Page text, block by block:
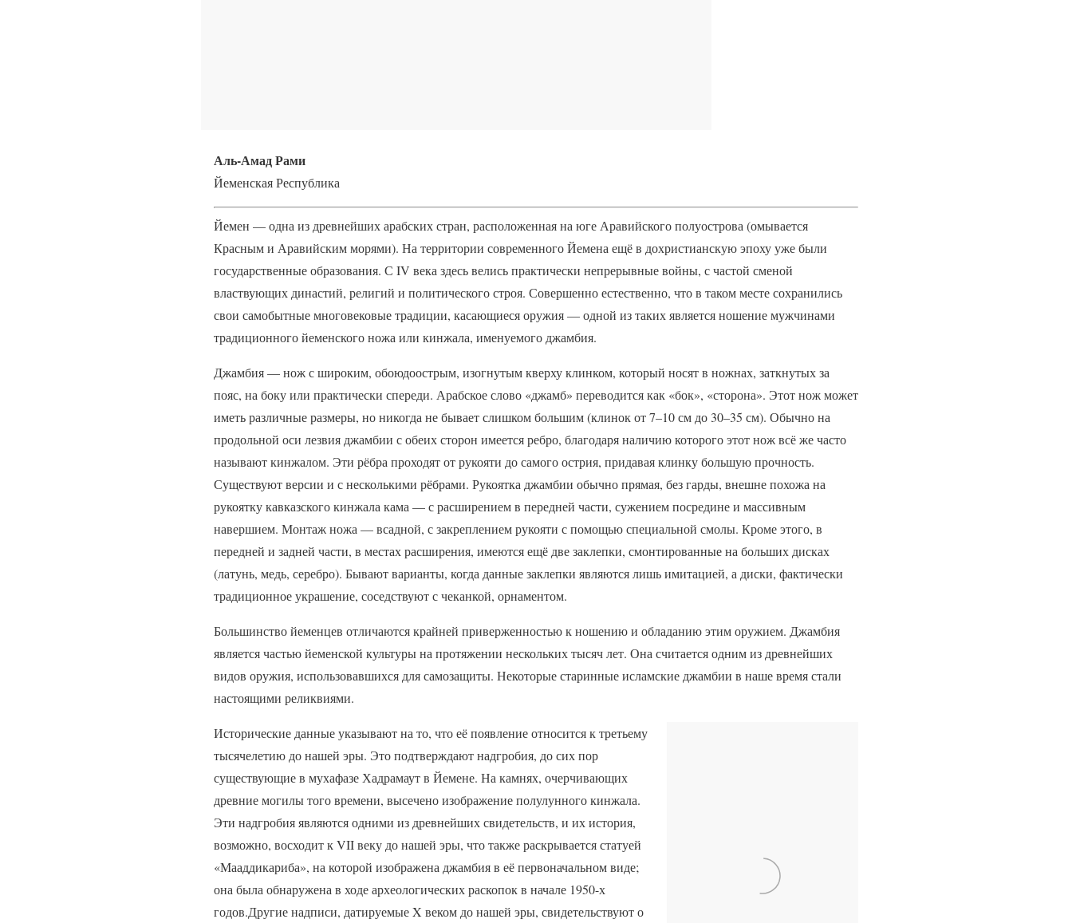
Аль-Амад Рами
Йеменская Республика
Йемен — одна из древнейших арабских стран, расположенная на юге Аравийского полуострова (омывается
Красным и Аравийским морями). На территории современного Йемена ещё в дохристианскую эпоху уже были
государственные образования. С IV века здесь велись практически непрерывные войны, с частой сменой
властвующих династий, религий и политического строя. Совершенно естественно, что в таком месте сохранились
свои самобытные многовековые традиции, касающиеся оружия — одной из таких является ношение мужчинами
традиционного йеменского ножа или кинжала, именуемого джамбия.
Джамбия — нож с широким, обоюдоострым, изогнутым кверху клинком, который носят в ножнах, заткнутых за
пояс, на боку или практически спереди. Арабское слово «джамб» переводится как «бок», «сторона». Этот нож может
иметь различные размеры, но никогда не бывает слишком большим (клинок от 7–10 см до 30–35 см). Обычно на
продольной оси лезвия джамбии с обеих сторон имеется ребро, благодаря наличию которого этот нож всё же часто
называют кинжалом. Эти рёбра проходят от рукояти до самого острия, придавая клинку большую прочность.
Существуют версии и с несколькими рёбрами. Рукоятка джамбии обычно прямая, без гарды, внешне похожа на
рукоятку кавказского кинжала кама — с расширением в передней части, сужением посредине и массивным
навершием. Монтаж ножа — всадной, с закреплением рукояти с помощью специальной смолы. Кроме этого, в
передней и задней части, в местах расширения, имеются ещё две заклепки, смонтированные на больших дисках
(латунь, медь, серебро). Бывают варианты, когда данные заклепки являются лишь имитацией, а диски, фактически
традиционное украшение, соседствуют с чеканкой, орнаментом.
Большинство йеменцев отличаются крайней приверженностью к ношению и обладанию этим оружием. Джамбия
является частью йеменской культуры на протяжении нескольких тысяч лет. Она считается одним из древнейших
видов оружия, использовавшихся для самозащиты. Некоторые старинные исламские джамбии в наше время стали
настоящими реликвиями.
Исторические данные указывают на то, что её появление относится к третьему
тысячелетию до нашей эры. Это подтверждают надгробия, до сих пор
существующие в мухафазе Хадрамаут в Йемене. На камнях, очерчивающих
древние могилы того времени, высечено изображение полулунного кинжала.
Эти надгробия являются одними из древнейших свидетельств, и их история,
возможно, восходит к VII веку до нашей эры, что также раскрывается статуей
«Мааддикариба», на которой изображена джамбия в её первоначальном виде;
она была обнаружена в ходе археологических раскопок в начале 1950-х
годов.Другие надписи, датируемые X веком до нашей эры, свидетельствуют о